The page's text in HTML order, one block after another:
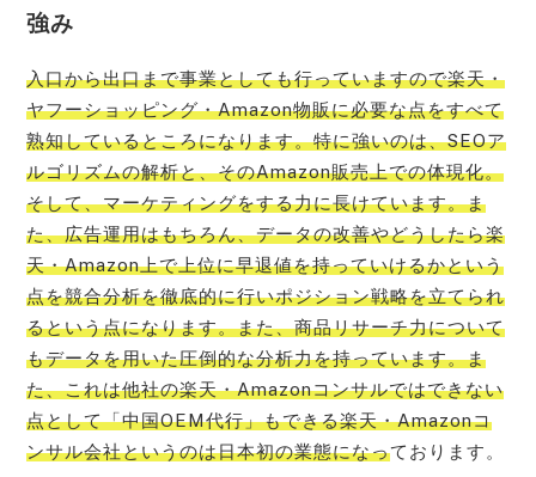
強み
入口から出口まで事業としても行っていますので楽天・
ヤフーショッピング・Amazon物販に必要な点をすべて
熟知しているところになります。特に強いのは、SEOア
ルゴリズムの解析と、そのAmazon販売上での体現化。
そして、マーケティングをする力に長けています。ま
た、広告運用はもちろん、データの改善やどうしたら楽
天・Amazon上で上位に早退値を持っていけるかという
点を競合分析を徹底的に行いポジション戦略を立てられ
るという点になります。また、商品リサーチ力について
もデータを用いた圧倒的な分析力を持っています。ま
た、これは他社の楽天・Amazonコンサルではできない
点として「中国OEM代行」もできる楽天・Amazonコ
ンサル会社というのは日本初の業態になっております。